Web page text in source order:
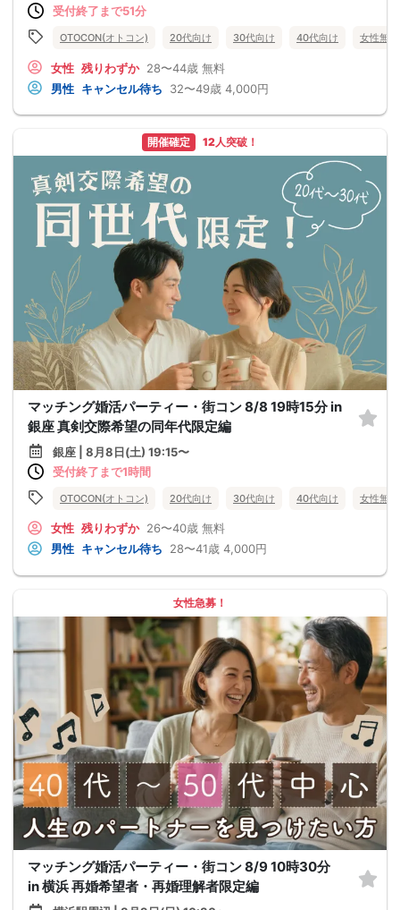
受付終了まで51分
OTOCON(オトコン) 20代向け 30代向け 40代向け 女性無料
女性 残りわずか 28〜44歳 無料
男性 キャンセル待ち 32〜49歳 4,000円
開催確定 12人突破！
マッチング婚活パーティー・街コン 8/8 19時15分 in
銀座 真剣交際希望の同年代限定編
銀座 | 8月8日(土) 19:15〜
受付終了まで1時間
OTOCON(オトコン) 20代向け 30代向け 40代向け 女性無料
女性 残りわずか 26〜40歳 無料
男性 キャンセル待ち 28〜41歳 4,000円
女性急募！
マッチング婚活パーティー・街コン 8/9 10時30分
in 横浜 再婚希望者・再婚理解者限定編